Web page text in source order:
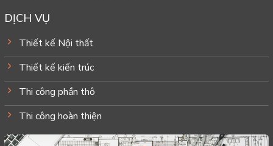
DỊCH VỤ
Thiết kế Nội thất
Thiết kế kiến trúc
Thi công phần thô
Thi công hoàn thiện